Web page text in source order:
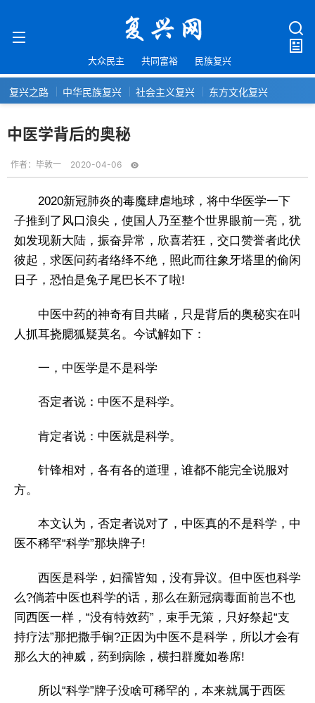
大众民主 共同富裕 民族复兴
复兴之路 中华民族复兴 社会主义复兴 东方文化复兴
中医学背后的奥秘
作者： 毕敦一 2020-04-06
2020新冠肺炎的毒魔肆虐地球，将中华医学一下
子推到了风口浪尖，使国人乃至整个世界眼前一亮，犹
如发现新大陆，振奋异常，欣喜若狂，交口赞誉者此伏
彼起，求医问药者络绎不绝，照此而往象牙塔里的偷闲
日子，恐怕是兔子尾巴长不了啦!
中医中药的神奇有目共睹，只是背后的奥秘实在叫
人抓耳挠腮狐疑莫名。今试解如下：
一，中医学是不是科学
否定者说：中医不是科学。
肯定者说：中医就是科学。
针锋相对，各有各的道理，谁都不能完全说服对
方。
本文认为，否定者说对了，中医真的不是科学，中
医不稀罕“科学”那块牌子!
西医是科学，妇孺皆知，没有异议。但中医也科学
么?倘若中医也科学的话，那么在新冠病毒面前岂不也
同西医一样，“没有特效药”，束手无策，只好祭起“支
持疗法”那把撒手锏?正因为中医不是科学，所以才会有
那么大的神威，药到病除，横扫群魔如卷席!
所以“科学”牌子没啥可稀罕的，本来就属于西医